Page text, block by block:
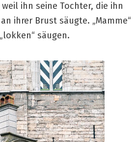
ihn seine Tochter, die ihn
ihrer Brust säugte. „Mamme“
säugen.